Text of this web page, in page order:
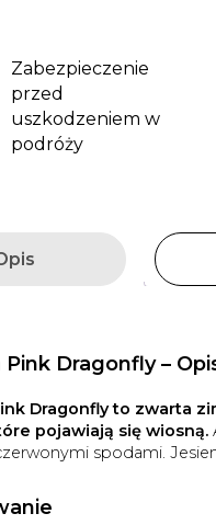
Zabezpieczenie
przed
uszkodzeniem w
podróży
Dragonfly –
Dragonfly to zwarta
pojawiają się wiosną.
spodami.